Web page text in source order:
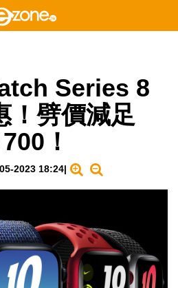
Series 8
！劈價減足
！
2023 18:24|